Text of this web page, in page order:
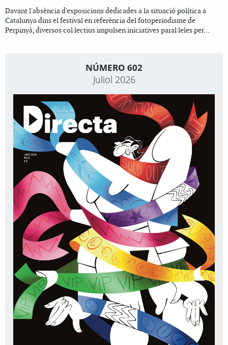
Davant l'absència d'exposicions dedicades a la situació política a
Catalunya dins el festival en referència del fotoperiodisme de
Perpinyà, diversos col·lectius impulsen iniciatives paral·leles per...
NÚMERO 602
Juliol 2026